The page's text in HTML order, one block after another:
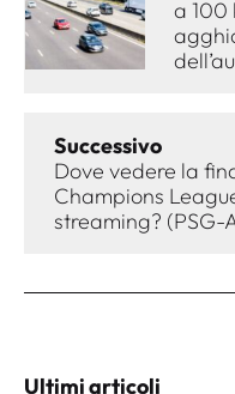
a 100
Successivo
Dove vedere la
Champions
streaming? (PSG-
Ultimi articoli